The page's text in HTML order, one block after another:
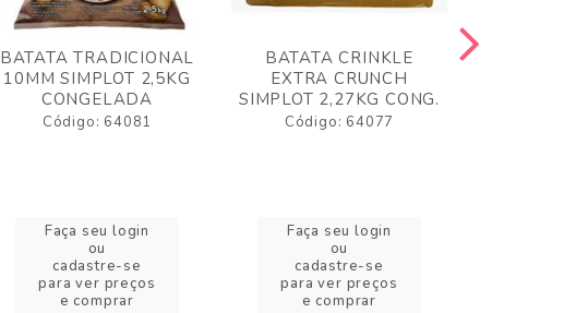
BATATA TRADICIONAL
10MM SIMPLOT 2,5KG
CONGELADA
Código: 64081
Faça seu login
ou
cadastre-se
para ver preços
e comprar
BATATA CRINKLE
EXTRA CRUNCH
SIMPLOT 2,27KG CONG.
Código: 64077
Faça seu login
ou
cadastre-se
para ver preços
e comprar